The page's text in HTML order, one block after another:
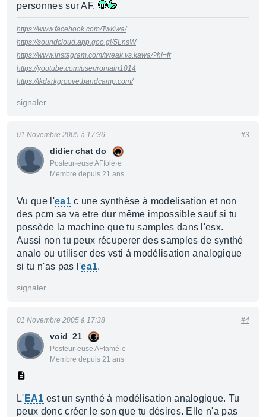
personnes sur AF.
https://www.facebook.com/TwKwa/
https://soundcloud.app.goo.gl/5LnsW
https://www.instagram.com/tweak.vs.kawa/?hl=fr
https://youtube.com/user/romain1014
https://tkdarkgroove.bandcamp.com/
signaler
didier chat do
Posteur·euse AFfolé·e
Membre depuis 21 ans
01 Novembre 2005 à 17:36 #3
Vu que l'ea1c une synthèse à modelisation et non
des pcm sa va etre dur même impossible sauf si tu
possède la machine que tu samples dans l'esx.
Aussi non tu peux récuperer des samples de synthé
analo ou utiliser des vsti à modélisation analogique
si tu n'as pas l'ea1.
signaler
void_21
Posteur·euse AFfamé·e
Membre depuis 21 ans
01 Novembre 2005 à 17:38 #4
L' EA1 est un synthé à modélisation analogique. Tu
peux donc créer le son que tu désires. Elle n'a pas